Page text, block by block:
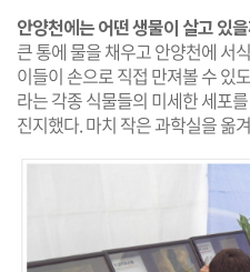
안양천에는 어떤 생물이 살고 있
큰 통에 물을 채우고 안양천에 서
이들이 손으로 직접 만져볼 수 있
라는 각종 식물들의 미세한 세포
진지했다. 마치 작은 과학실을 옮